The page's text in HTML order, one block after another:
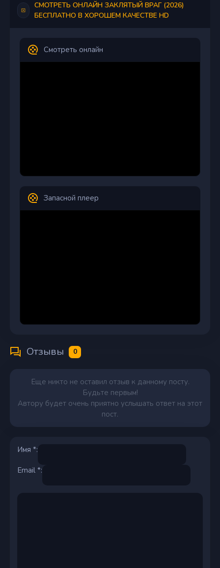
СМОТРЕТЬ ОНЛАЙН ЗАКЛЯТЫЙ ВРАГ (2026)
БЕСПЛАТНО В ХОРОШЕМ КАЧЕСТВЕ HD
Смотреть онлайн
Запасной плеер
Отзывы 0
Еще никто не оставил отзыв к данному посту.
Будьте первым!
Автору будет очень приятно услышать ответ на этот
пост.
Имя *:
Email *: